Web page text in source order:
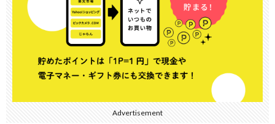
Advertisement